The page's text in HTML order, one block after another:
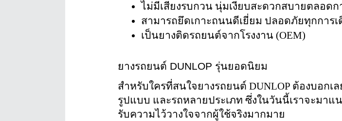
ไม่มีเสียงรบกวน นุ่มเงียบสะดวกสบายตลอด
สามารถยึดเกาะถนนดีเยี่ยม ปลอดภัยทุกการเ
เป็นยางติดรถยนต์จากโรงงาน (OEM)
ยางรถยนต์ DUNLOP รุ่นยอดนิยม
สำหรับใครที่สนใจยางรถยนต์ DUNLOP ต้องบอกเ
รูปแบบ และรถหลายประเภท ซึ่งในวันนี้เราจะมา
รับความไว้วางใจจากผู้ใช้จริงมากมาย